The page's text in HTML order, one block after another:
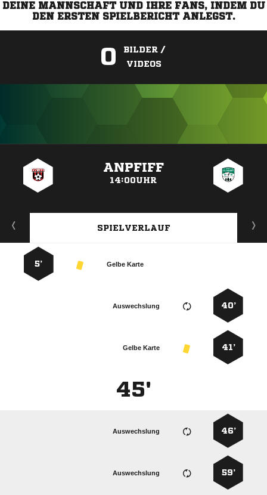
DEINE MANNSCHAFT UND IHRE FANS, INDEM DU
DEN ERSTEN SPIELBERICHT ANLEGST.
0
BILDER /
VIDEOS
ANPFIFF
14:00UHR
SPIELVERLAUF
Gelbe Karte
5’
40’
Auswechslung
41’
Gelbe Karte
45'
46’
Auswechslung
59’
Auswechslung